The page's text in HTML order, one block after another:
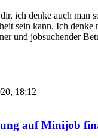
ich denke auch man
sein kann. Ich denke
und jobsuchender
18:12
auf Minijob